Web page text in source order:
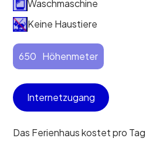
Waschmaschine
Keine Haustiere
650 Höhenmeter
Internetzugang
Das Ferienhaus kostet pro